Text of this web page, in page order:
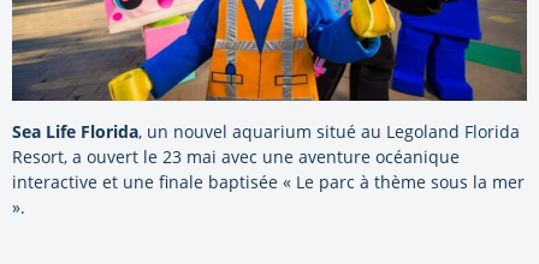
Sea Life Florida, un nouvel aquarium situé au Legoland Florida
Resort, a ouvert le 23 mai avec une aventure océanique
interactive et une finale baptisée « Le parc à thème sous la mer
».